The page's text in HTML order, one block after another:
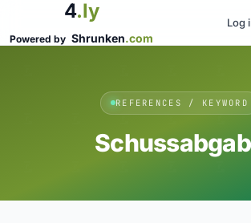
4.ly
Powered by Shrunken.com
Log
REFERENCES / KEYWORD